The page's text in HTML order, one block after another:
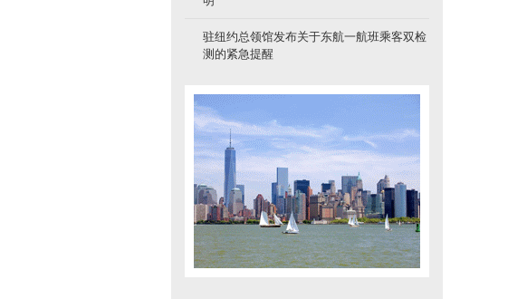
驻纽约总领馆发布关于东航一航班乘客双检
测的紧急提醒